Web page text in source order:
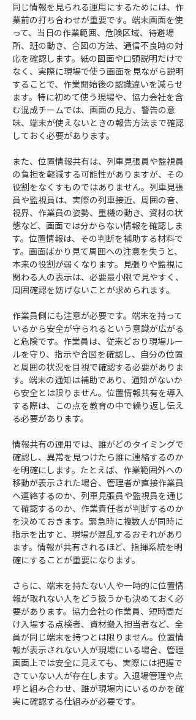
同じ情報を見られる運用にするためには、作
業前の打ち合わせが重要です。端末画面を使
って、当日の作業範囲、危険区域、待避場
所、班の動き、合図の方法、通信不良時の対
応を確認します。紙の図面や口頭説明だけで
なく、実際に現場で使う画面を見ながら説明
することで、作業開始後の認識違いを減らせ
ます。特に初めて使う現場や、協力会社を含
む混成チームでは、画面の見方、警告の意
味、端末が使えないときの報告方法まで確認
しておく必要があります。
また、位置情報共有は、列車見張員や監視員
の負担を軽減する可能性がありますが、その
役割をなくすものではありません。列車見張
員や監視員は、実際の列車接近、周囲の音、
視界、作業員の姿勢、重機の動き、資材の状
態など、画面では分からない情報を確認しま
す。位置情報は、その判断を補助する材料で
す。画面ばかり見て周囲への注意を失うと、
本来の役割が弱くなります。見張りや監視に
関わる人の表示は、必要最小限で見やすく、
周囲確認を妨げないことが求められます。
作業員側にも注意が必要です。端末を持って
いるから安全が守られるという意識が広がる
と危険です。作業員は、従来どおり現場ルー
ルを守り、指示や合図を確認し、自分の位置
と周囲の状況を目視で確認する必要がありま
す。端末の通知は補助であり、通知がないか
ら安全とは限りません。位置情報共有を導入
する際は、この点を教育の中で繰り返し伝え
る必要があります。
情報共有の運用では、誰がどのタイミングで
確認し、異常を見つけたら誰に連絡するのか
を明確にします。たとえば、作業範囲外への
移動が表示された場合、管理者が直接作業員
へ連絡するのか、列車見張員や監視員を通じ
て確認するのか、作業責任者が判断するのか
を決めておきます。緊急時に複数人が同時に
指示を出すと、現場が混乱するおそれがあり
ます。情報が共有されるほど、指揮系統を明
確にすることが重要になります。
さらに、端末を持たない人や一時的に位置情
報が取れない人をどう扱うかも決めておく必
要があります。協力会社の作業員、短時間だ
け入場する点検者、資材搬入担当者など、全
員が同じ端末を持つとは限りません。位置情
報が表示されない人が現場にいる場合、管理
画面上では安全に見えても、実際には把握で
きていない人が存在します。入退場管理や点
呼と組み合わせ、誰が現場内にいるのかを確
実に確認する仕組みが必要です。